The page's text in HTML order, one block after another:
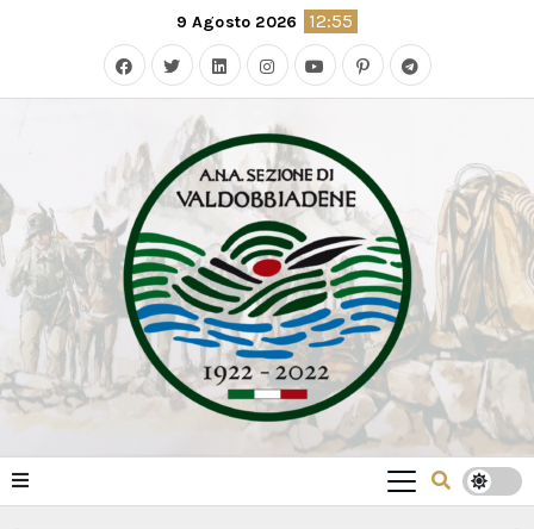
9 Agosto 2026 12:55